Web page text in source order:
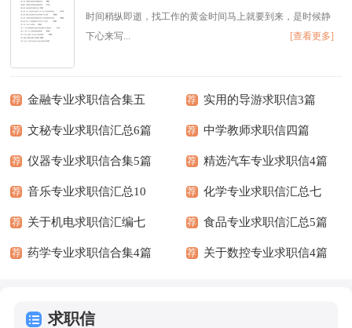
时间稍纵即逝，找工作的黄金时间马上就要到来，是时候静
下心来写...
[查看更多]
荐 金融专业求职信合集五
篇
荐 实用的导游求职信3篇
荐 文秘专业求职信汇总6篇 荐 中学教师求职信四篇
荐 仪器专业求职信合集5篇 荐 精选汽车专业求职信4篇
荐 音乐专业求职信汇总10
篇
荐 化学专业求职信汇总七
篇
荐 关于机电求职信汇编七
篇
荐 食品专业求职信汇总5篇
荐 药学专业求职信合集4篇 荐 关于数控专业求职信4篇
求职信